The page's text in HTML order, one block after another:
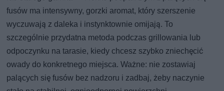
fusów ma intensywny, gorzki aromat, który szerszenie
wyczuwają z daleka i instynktownie omijają. To
szczególnie przydatna metoda podczas grillowania lub
odpoczynku na tarasie, kiedy chcesz szybko zniechęcić
owady do konkretnego miejsca. Ważne: nie zostawiaj
palących się fusów bez nadzoru i zadbaj, żeby naczynie